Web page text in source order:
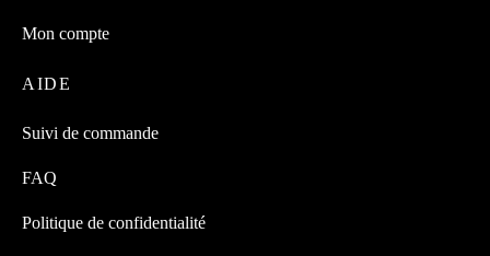
Mon compte
AIDE
Suivi de commande
FAQ
Politique de confidentialité